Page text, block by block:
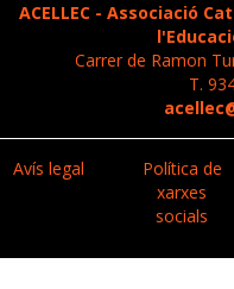
ACELLEC - Associació
Carrer de Ramon
T.
Avís legal
Política de
xarxes
socials